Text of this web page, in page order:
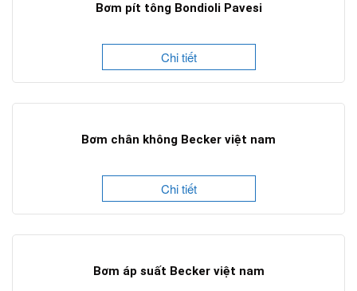
Bơm pít tông Bondioli Pavesi
Chi tiết
Bơm chân không Becker việt nam
Chi tiết
Bơm áp suất Becker việt nam